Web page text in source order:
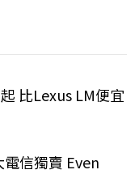
比Lexus LM便宜
信獨賣 Even